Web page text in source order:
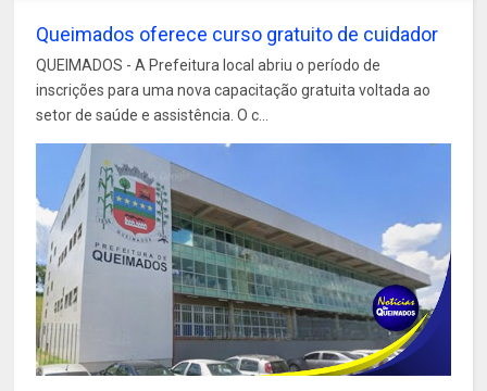
Queimados oferece curso gratuito de cuidador
QUEIMADOS - A Prefeitura local abriu o período de
inscrições para uma nova capacitação gratuita voltada ao
setor de saúde e assistência. O c...